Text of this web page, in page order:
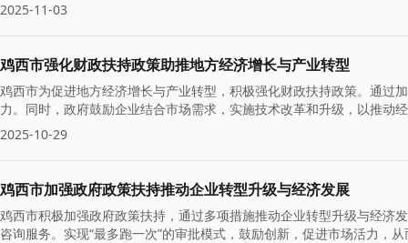
2025-11-03
鸡西市强化财政扶持政策助推地方经济增长与产业转型
鸡西市为促进地方经济增长与产业转型，积极强化财政扶持政策。通过
力。同时，政府鼓励企业结合市场需求，实施技术改革和升级，以推动
2025-10-29
鸡西市加强政府政策扶持推动企业转型升级与经济发展
鸡西市积极加强政府政策扶持，通过多项措施推动企业转型升级与经济
咨询服务。实现“最多跑一次”的审批模式，鼓励创新，促进市场活力，